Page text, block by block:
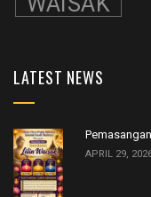
LATEST NEWS
APRIL 29,